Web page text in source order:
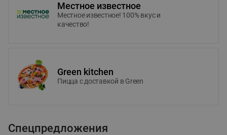
Местное известное
Местное известное! 100% вкус и
качество!
Green kitchen
Пицца c доставкой в Green
Спецпредложения